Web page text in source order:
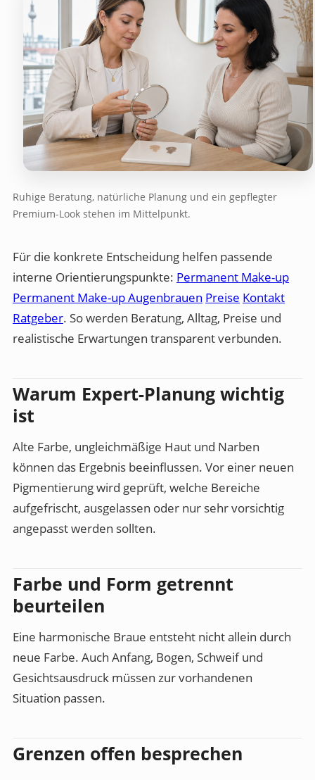
Ruhige Beratung, natürliche Planung und ein gepflegter
Premium-Look stehen im Mittelpunkt.
Für die konkrete Entscheidung helfen passende
interne Orientierungspunkte: Permanent Make-up
Permanent Make-up Augenbrauen Preise Kontakt
Ratgeber. So werden Beratung, Alltag, Preise und
realistische Erwartungen transparent verbunden.
Warum Expert-Planung wichtig
ist
Alte Farbe, ungleichmäßige Haut und Narben
können das Ergebnis beeinflussen. Vor einer neuen
Pigmentierung wird geprüft, welche Bereiche
aufgefrischt, ausgelassen oder nur sehr vorsichtig
angepasst werden sollten.
Farbe und Form getrennt
beurteilen
Eine harmonische Braue entsteht nicht allein durch
neue Farbe. Auch Anfang, Bogen, Schweif und
Gesichtsausdruck müssen zur vorhandenen
Situation passen.
Grenzen offen besprechen